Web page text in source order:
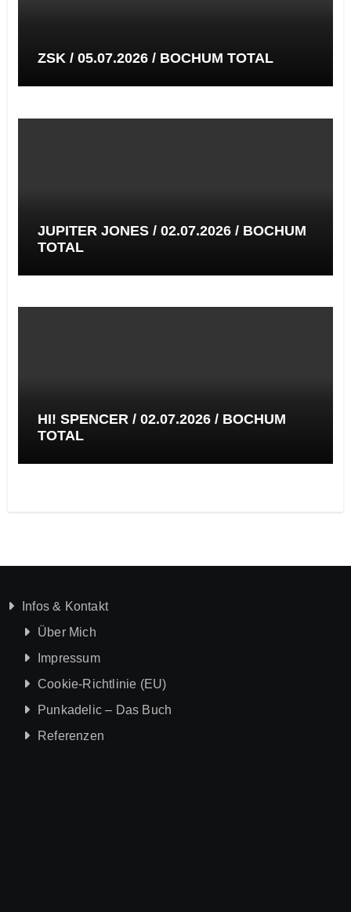
ZSK / 05.07.2026 / BOCHUM TOTAL
JUPITER JONES / 02.07.2026 / BOCHUM
TOTAL
HI! SPENCER / 02.07.2026 / BOCHUM
TOTAL
Infos & Kontakt
Über Mich
Impressum
Cookie-Richtlinie (EU)
Punkadelic – Das Buch
Referenzen